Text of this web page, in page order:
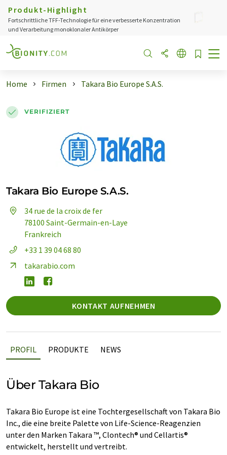
Produkt-Highlight
Fortschrittliche TFF-Technologie für eine verbesserte Konzentration
und Verarbeitung monoklonaler Antikörper
Home Firmen Takara Bio Europe S.A.S.
VERIFIZIERT
Takara Bio Europe S.A.S.
34 rue de la croix de fer
78100 Saint-Germain-en-Laye
Frankreich
+33 1 39 04 68 80
takarabio.com
KONTAKT AUFNEHMEN
PROFIL PRODUKTE NEWS
Über Takara Bio
Takara Bio Europe ist eine Tochtergesellschaft von Takara Bio
Inc., die eine breite Palette von Life-Science-Reagenzien
unter den Marken Takara ™, Clontech® und Cellartis®
entwickelt, herstellt und vertreibt.